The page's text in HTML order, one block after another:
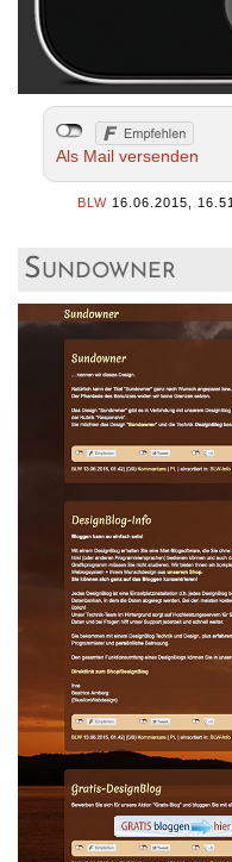
Als Mail versenden
BLW 16.06.2015, 16.51
Sundowner